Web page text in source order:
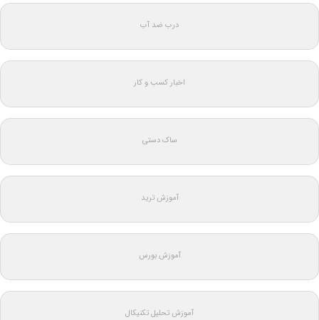
درب ضد آب
اخبار کسب و کار
ساک دستی
آموزش ترید
آموزش بورس
آموزش تحلیل تکنیکال